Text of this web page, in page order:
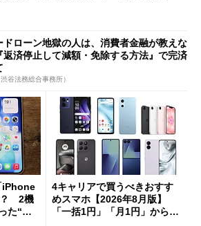
ドローン地獄の人は、消費者金融が教えな
返済停止して減額・免除する方法』で完済
谷法務総合事務所）
iPhone
？ 2機
た“ス
4キャリアで買うべきおすす
めスマホ【2026年8月版】
「一括1円」「月1円」からお